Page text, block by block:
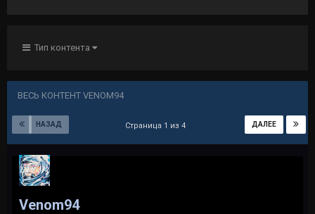
Тип контента
ВЕСЬ КОНТЕНТ VENOM94
НАЗАД ДАЛЕЕ
Страница 1 из 4
Venom94